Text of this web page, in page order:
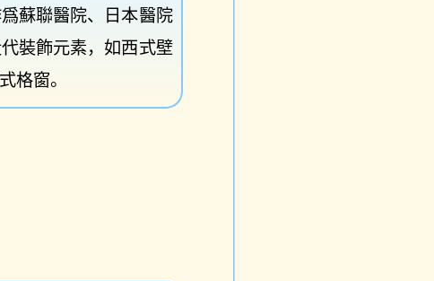
蘇聯醫院、日本醫院
裝飾元素，如西式壁
格窗。